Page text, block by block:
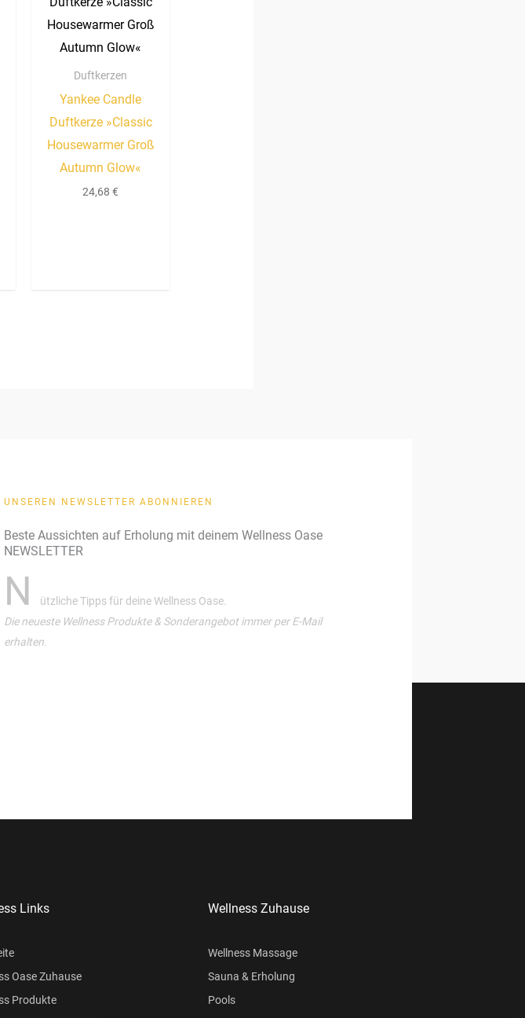
Duftkerzen
Yankee Candle
Duftkerze »Classic
Housewarmer Groß
Autumn Glow«
24,68€
UNSEREN NEWSLETTER ABONNIEREN
Beste Aussichten auf Erholung mit deinem Wellness Oase
NEWSLETTER
N
ützliche Tipps für deine Wellness Oase.
Die neueste Wellness Produkte & Sonderangebot immer per E-Mail
erhalten.
Links
Oase Zuhause
Produkte
Wellness Zuhause
Wellness Massage
Sauna & Erholung
Pools